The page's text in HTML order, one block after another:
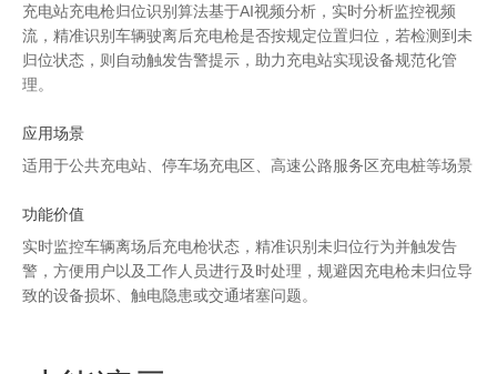
充电站充电枪归位识别算法基于AI视频分析，实时分析监控视频
流，精准识别车辆驶离后充电枪是否按规定位置归位，若检测到未
归位状态，则自动触发告警提示，助力充电站实现设备规范化管
理。
应用场景
适用于公共充电站、停车场充电区、高速公路服务区充电桩等场景
功能价值
实时监控车辆离场后充电枪状态，精准识别未归位行为并触发告
警，方便用户以及工作人员进行及时处理，规避因充电枪未归位导
致的设备损坏、触电隐患或交通堵塞问题。